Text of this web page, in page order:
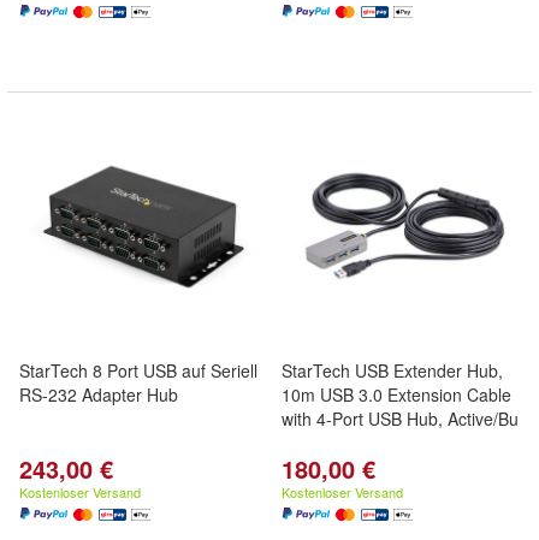
StarTech 8 Port USB auf Seriell
RS-232 Adapter Hub
243,00 €
Kostenloser Versand
StarTech USB Extender Hub,
10m USB 3.0 Extension Cable
with 4-Port USB Hub, Active/Bu
180,00 €
Kostenloser Versand